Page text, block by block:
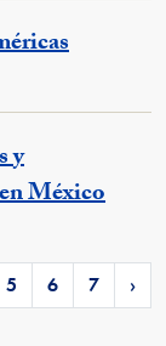
y
México
5 6 7 ›